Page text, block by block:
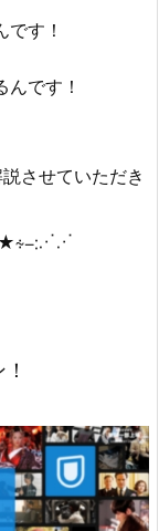
です！
です！
させていただき